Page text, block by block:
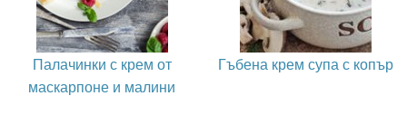
Палачинки с крем от
маскарпоне и малини
Гъбена крем супа с копър